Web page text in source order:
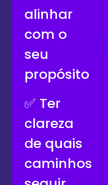
alinhar
com o
seu
propósito
✅ Ter
clareza
de quais
caminhos